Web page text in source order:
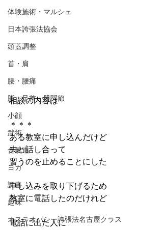
体験施術・マルシェ
日本誇張法協会
頭蓋調整
首・肩
腰・腰痛
脚・足首・股関節
小顔
武術
合氣道
ヨガ
読書
趣味
オステオパシー誇張法名古屋クラス
相談の内容は
＊＊＊
ある教室に申し込んだけど
夫と話し合って
習うのを止めることにした
申し込みを取り下げるため
教室に電話したのだけれど
電話に出た人に